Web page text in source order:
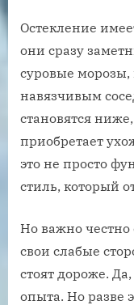
Остекление
они сразу
суровые
навязчивым
становятся
приобретает
это не просто
стиль, который
Но важно честно
свои слабые
стоят дороже.
опыта. Но разве